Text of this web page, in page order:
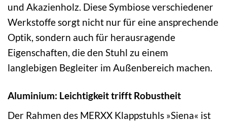
und Akazienholz. Diese Symbiose verschiedener
Werkstoffe sorgt nicht nur für eine ansprechende
Optik, sondern auch für herausragende
Eigenschaften, die den Stuhl zu einem
langlebigen Begleiter im Außenbereich machen.
Aluminium: Leichtigkeit trifft Robustheit
Der Rahmen des MERXX Klappstuhls »Siena« ist